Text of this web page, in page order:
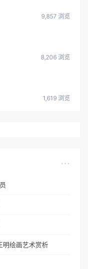
9,857 浏览
8,206 浏览
1,619 浏览
绘画艺术赏析